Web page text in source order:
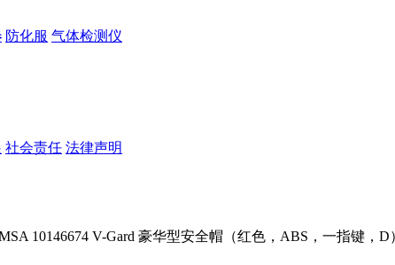
防化服 气体检测仪
社会责任 法律声明
10146674 V-Gard 豪华型安全帽（红色，ABS，一指键，D